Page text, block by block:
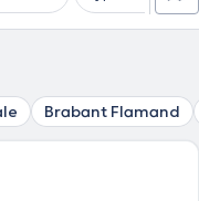
Brabant Flamand